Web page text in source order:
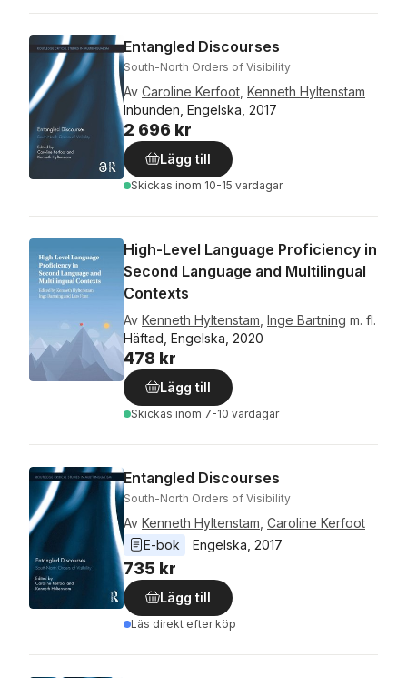
Entangled Discourses
South-North Orders of Visibility
Av Caroline Kerfoot Kenneth Hyltenstam
Inbunden, Engelska, 2017
2 696 kr
Lägg till
Skickas inom 10-15 vardagar
High-Level Language Proficiency in
Second Language and Multilingual
Contexts
Av Kenneth Hyltenstam Inge Bartning m. fl.
Häftad, Engelska, 2020
478 kr
Lägg till
Skickas inom 7-10 vardagar
Entangled Discourses
South-North Orders of Visibility
Av Kenneth Hyltenstam Caroline Kerfoot
E-bok
Engelska 2017
735 kr
Lägg till
Läs direkt efter köp